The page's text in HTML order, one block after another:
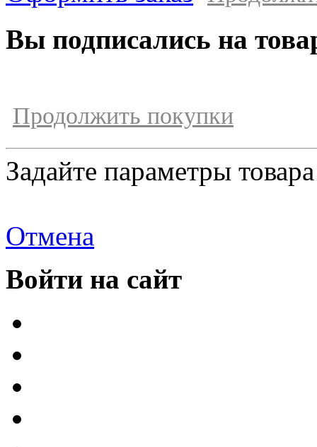
Вы подписались на
Продолжить покупки
Задайте параметры товара
Отмена
Войти на сайт